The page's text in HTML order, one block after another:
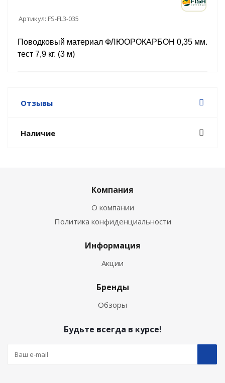
Артикул: FS-FL3-035
Поводковый материал ФЛЮОРОКАРБОН 0,35 мм.
тест 7,9 кг. (3 м)
Отзывы
Наличие
Компания
О компании
Политика конфиденциальности
Информация
Акции
Бренды
Обзоры
Будьте всегда в курсе!